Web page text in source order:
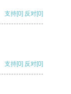
支持[0] 反对[0]
支持[0] 反对[0]